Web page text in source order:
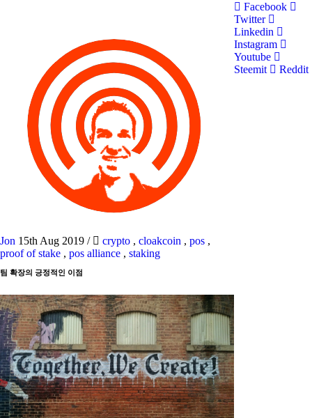
Jon 15th Aug 2019 / crypto , cloakcoin , pos ,
proof of stake , pos alliance , staking
팀 확장의 긍정적인 이점
Facebook
Twitter
Linkedin
Instagram
Youtube
Steemit
Reddit